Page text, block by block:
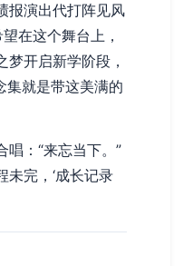
报演出代打阵见风
在这个舞台上，
开启新学阶段，
集就是带这美满的
：“来忘当下。”
完，‘成长记录